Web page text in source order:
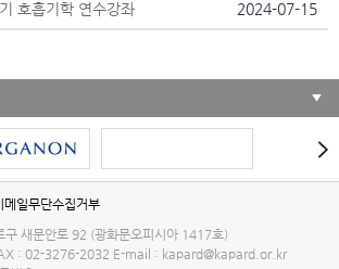
호흡기학 연수강좌 2024-07-15
메일무단수집거부
새문안로 92 (광화문오피시아 1417호)
: 02-3276-2032 E-mail : kapard@kapard.or.kr